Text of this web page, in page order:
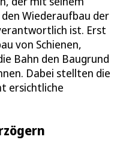
Wiederaufbau der
ist. Erst
von Schienen,
Bahn den Baugrund
Dabei stellten die
ersichtliche